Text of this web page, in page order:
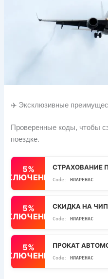
✈️ Эксклюзивные
Проверенные коды, чтобы
поездке.
5%
СТРАХОВАНИЕ
НЛАРЕНАС
5%
СКИДКА НА
НЛАРЕНАС
5%
ПРОКАТ
НЛАРЕНАС